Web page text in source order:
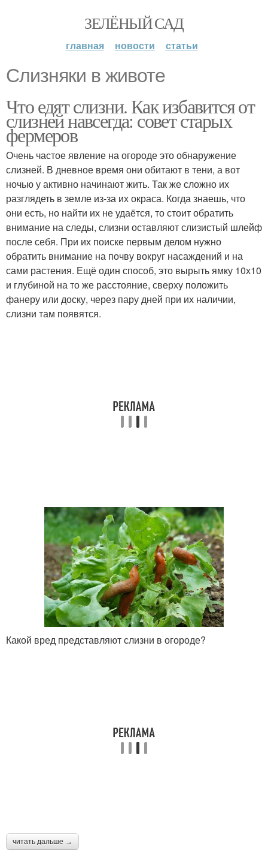
ЗЕЛЁНЫЙ САД
главная новости статьи
Слизняки в животе
Что едят слизни. Как избавится от
слизней навсегда: совет старых
фермеров
Очень частое явление на огороде это обнаружение
слизней. В дневное время они обитают в тени, а вот
ночью у активно начинают жить. Так же сложно их
разглядеть в земле из-за их окраса. Когда знаешь, что
они есть, но найти их не удаётся, то стоит обратить
внимание на следы, слизни оставляют слизистый шлейф
после себя. При их поиске первым делом нужно
обратить внимание на почву вокруг насаждений и на
сами растения. Ещё один способ, это вырыть ямку 10х10
и глубиной на то же расстояние, сверху положить
фанеру или доску, через пару дней при их наличии,
слизни там появятся.
Какой вред представляют слизни в огороде?
читать дальше →